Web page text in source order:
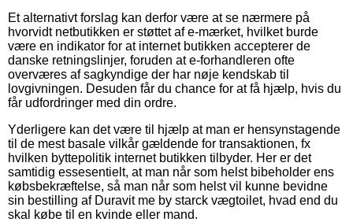
Et alternativt forslag kan derfor være at se nærmere på
hvorvidt netbutikken er støttet af e-mærket, hvilket burde
være en indikator for at internet butikken accepterer de
danske retningslinjer, foruden at e-forhandleren ofte
overværes af sagkyndige der har nøje kendskab til
lovgivningen. Desuden får du chance for at få hjælp, hvis du
får udfordringer med din ordre.
Yderligere kan det være til hjælp at man er hensynstagende
til de mest basale vilkår gældende for transaktionen, fx
hvilken byttepolitik internet butikken tilbyder. Her er det
samtidig essesentielt, at man når som helst bibeholder ens
købsbekræftelse, så man når som helst vil kunne bevidne
sin bestilling af Duravit me by starck vægtoilet, hvad end du
skal købe til en kvinde eller mand.